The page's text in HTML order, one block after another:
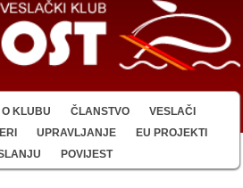
O KLUBU ČLANSTVO
VESLAČI
UPRAVLJANJE
EU PROJEKTI
POVIJEST